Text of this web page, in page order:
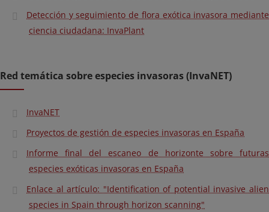
Detección y seguimiento de flora exótica invasora mediante
ciencia ciudadana: InvaPlant
Red temática sobre especies invasoras (InvaNET)
InvaNET
Proyectos de gestión de especies invasoras en España
Informe final del escaneo de horizonte sobre futuras
especies exóticas invasoras en España
Enlace al artículo: "Identification of potential invasive alien
species in Spain through horizon scanning"